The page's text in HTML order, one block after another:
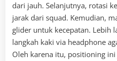
dari jauh. Selanjutnya, rotasi
jarak dari squad. Kemudian,
glider untuk kecepatan. Lebih
langkah kaki via headphone
Oleh karena itu, positioning